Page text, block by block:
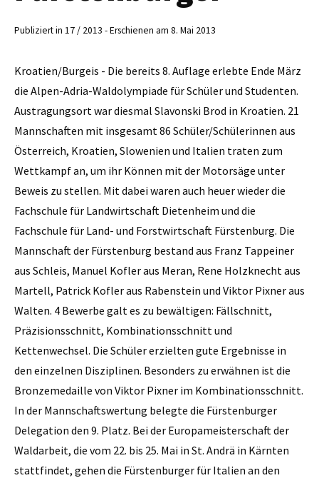
Publiziert in 17 / 2013 - Erschienen am 8. Mai 2013
Kroatien/Burgeis - Die bereits 8. Auflage erlebte Ende März
die Alpen-Adria-Waldolympiade für Schüler und Studenten.
Austragungsort war diesmal Slavonski Brod in Kroatien. 21
Mannschaften mit insgesamt 86 Schüler/Schülerinnen aus
Österreich, Kroatien, Slowenien und Italien traten zum
Wettkampf an, um ihr Können mit der Motorsäge unter
Beweis zu stellen. Mit dabei waren auch heuer wieder die
Fachschule für Landwirtschaft Dietenheim und die
Fachschule für Land- und Forstwirtschaft Fürstenburg. Die
Mannschaft der Fürstenburg bestand aus Franz Tappeiner
aus Schleis, Manuel Kofler aus Meran, Rene Holzknecht aus
Martell, Patrick Kofler aus Rabenstein und Viktor Pixner aus
Walten. 4 Bewerbe galt es zu bewältigen: Fällschnitt,
Präzisionsschnitt, Kombinationsschnitt und
Kettenwechsel. Die Schüler erzielten gute Ergebnisse in
den einzelnen Disziplinen. Besonders zu erwähnen ist die
Bronzemedaille von Viktor Pixner im Kombinationsschnitt.
In der Mannschaftswertung belegte die Fürstenburger
Delegation den 9. Platz. Bei der Europameisterschaft der
Waldarbeit, die vom 22. bis 25. Mai in St. Andrä in Kärnten
stattfindet, gehen die Fürstenburger für Italien an den